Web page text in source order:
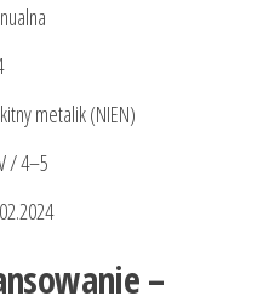
metalik (NIEN)
/ 4–5
–